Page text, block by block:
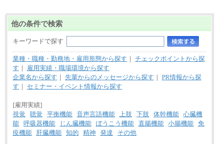
他の条件で検索
キーワードで探す
業種・職種・勤務地・雇用形態から探す ｜ チェックポイントから探
す ｜
雇用実績・職場環境から探す
企業名から探す ｜ 先輩からのメッセージから探す ｜ PR情報から探
す ｜ セミナー・イベント情報から探す
[雇用実績]
視覚
聴覚 平衡機能 音声言語機能 上肢 下肢 体幹機能 心臓機
能 呼吸器機能 じん臓機能 ぼうこう機能 直腸機能 小腸機能 免
疫機能
肝臓機能 知的 精神 発達 その他